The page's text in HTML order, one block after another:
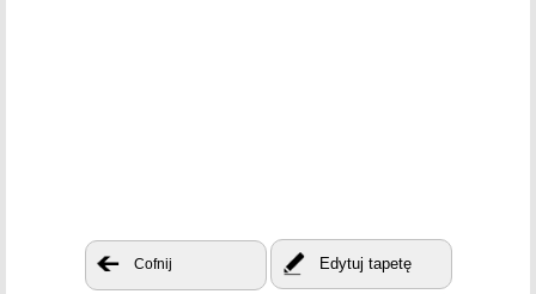
Cofnij Edytuj tapetę